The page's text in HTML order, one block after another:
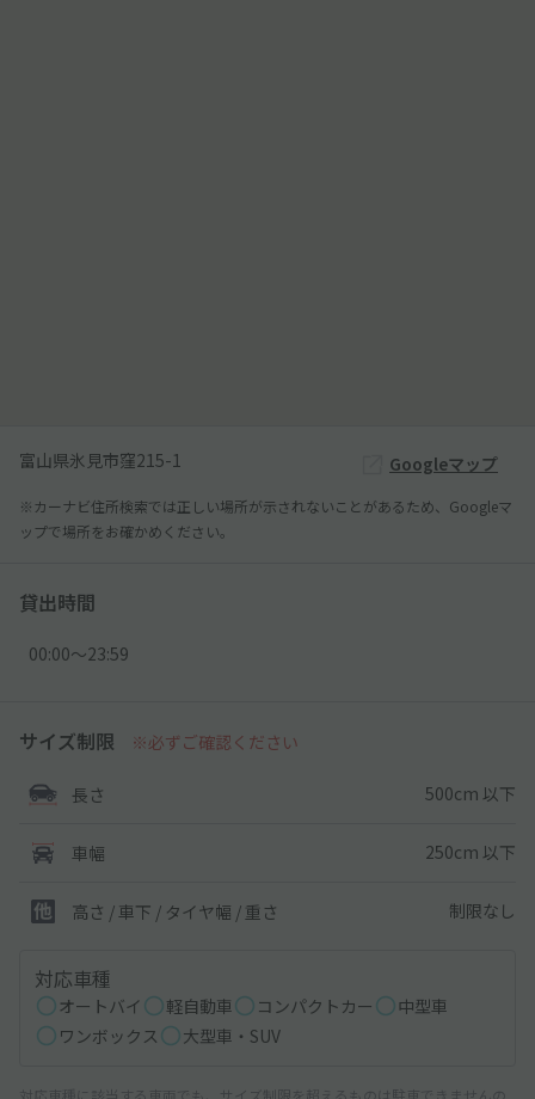
富山県氷見市窪215-1 Googleマップ
※カーナビ住所検索では正しい場所が示されないことがあるため、Googleマ
ップで場所をお確かめください。
貸出時間
00:00〜23:59
サイズ制限 ※必ずご確認ください
長さ 500cm 以下
車幅 250cm 以下
高さ / 車下 / タイヤ幅 / 重さ 制限なし
対応車種
オートバイ 軽自動車 コンパクトカー
中型車
ワンボックス
大型車・SUV
対応車種に該当する車両でも、サイズ制限を超えるものは駐車できませんの